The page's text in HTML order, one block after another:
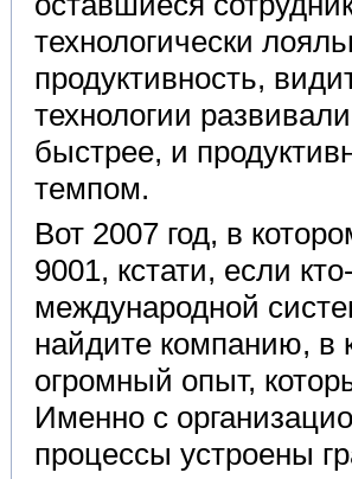
технологически
продуктивность,
технологии
быстрее, и
темпом.
Вот 2007 год, в
9001, кстати, если
международной
найдите компанию, в
огромный опыт,
Именно с
процессы устроены